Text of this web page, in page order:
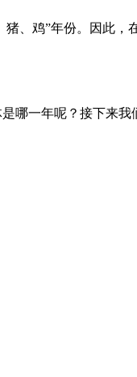
、鸡”年份。因此，
哪一年呢？接下来我